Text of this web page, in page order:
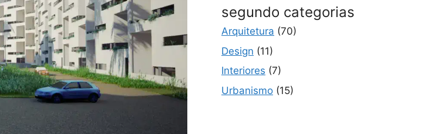
segundo categorias
Arquitetura (70)
Design (11)
Interiores (7)
Urbanismo (15)